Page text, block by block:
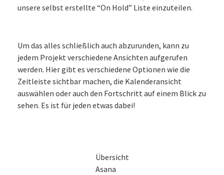
unsere selbst erstellte “On Hold” Liste einzuteilen.
Um das alles schließlich auch abzurunden, kann zu
jedem Projekt verschiedene Ansichten aufgerufen
werden. Hier gibt es verschiedene Optionen wie die
Zeitleiste sichtbar machen, die Kalenderansicht
auswählen oder auch den Fortschritt auf einem Blick zu
sehen. Es ist für jeden etwas dabei!
Übersicht
Asana